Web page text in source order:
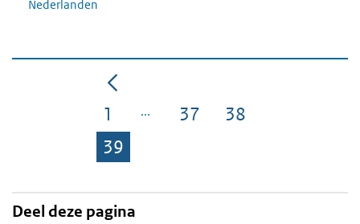
Nederlanden
Pagina
1 Pagina
37 Pagina
38
Pagina
39
Deel deze pagina